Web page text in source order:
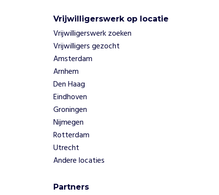
Vrijwilligerswerk op locatie
Vrijwilligerswerk zoeken
Vrijwilligers gezocht
Amsterdam
Arnhem
Den Haag
Eindhoven
Groningen
Nijmegen
Rotterdam
Utrecht
Andere locaties
Partners